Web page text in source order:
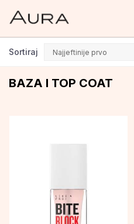
BAZA I TOP COAT
Sortiraj